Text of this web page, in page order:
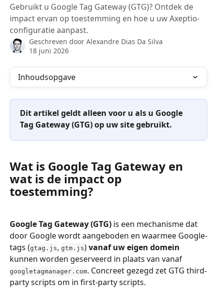
Gebruikt u Google Tag Gateway (GTG)? Ontdek de
impact ervan op toestemming en hoe u uw Axeptio-
configuratie aanpast.
Geschreven door Alexandre Dias Da Silva
18 juni 2026
Inhoudsopgave
Dit artikel geldt alleen voor u als u Google
Tag Gateway (GTG) op uw site gebruikt.
Wat is Google Tag Gateway en
wat is de impact op
toestemming?
Google Tag Gateway (GTG) is een mechanisme dat
door Google wordt aangeboden en waarmee Google-
tags (gtag.js, gtm.js) vanaf uw eigen domein
kunnen worden geserveerd in plaats van vanaf
googletagmanager.com. Concreet gezegd zet GTG third-
party scripts om in first-party scripts.